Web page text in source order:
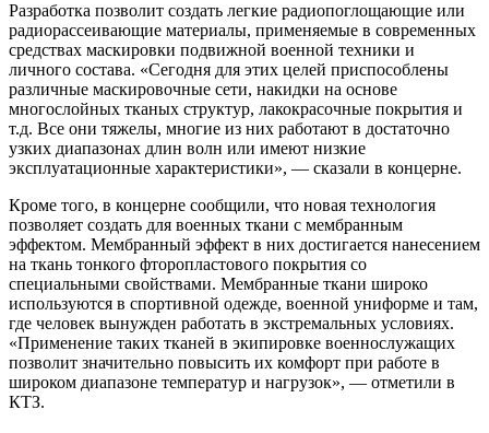
Разработка позволит создать легкие радиопоглощающие или
радиорассеивающие материалы, применяемые в современных
средствах маскировки подвижной военной техники и
личного состава. «Сегодня для этих целей приспособлены
различные маскировочные сети, накидки на основе
многослойных тканых структур, лакокрасочные покрытия и
т.д. Все они тяжелы, многие из них работают в достаточно
узких диапазонах длин волн или имеют низкие
эксплуатационные характеристики», — сказали в концерне.
Кроме того, в концерне сообщили, что новая технология
позволяет создать для военных ткани с мембранным
эффектом. Мембранный эффект в них достигается нанесением
на ткань тонкого фторопластового покрытия со
специальными свойствами. Мембранные ткани широко
используются в спортивной одежде, военной униформе и там,
где человек вынужден работать в экстремальных условиях.
«Применение таких тканей в экипировке военнослужащих
позволит значительно повысить их комфорт при работе в
широком диапазоне температур и нагрузок», — отметили в
КТЗ.